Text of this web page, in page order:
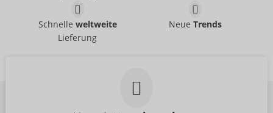
Schnelle weltweite
Lieferung
NeueTrends